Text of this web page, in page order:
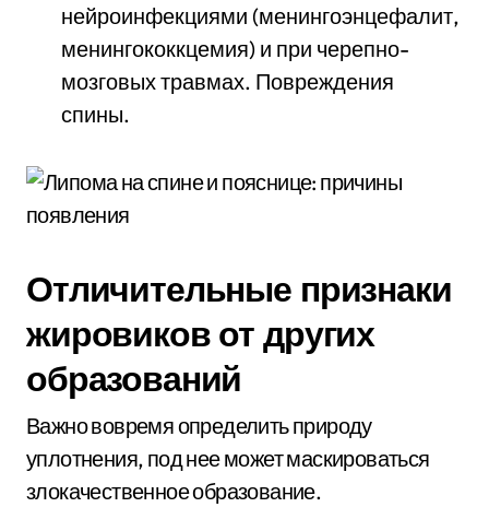
нейроинфекциями (менингоэнцефалит,
менингококкцемия) и при черепно-
мозговых травмах. Повреждения
спины.
Отличительные признаки
жировиков от других
образований
Важно вовремя определить природу
уплотнения, под нее может маскироваться
злокачественное образование.